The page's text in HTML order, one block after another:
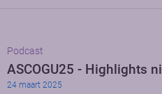
Podcast
ASCOGU25 - Highlights
24 maart 2025